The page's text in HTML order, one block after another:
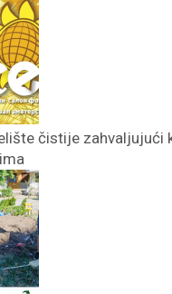
čistije zahvaljujući